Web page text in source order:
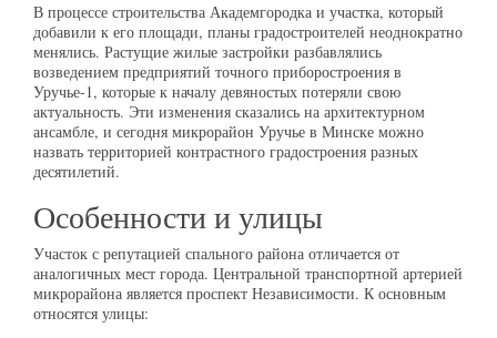
В процессе строительства Академгородка и участка, который
добавили к его площади, планы градостроителей неоднократно
менялись. Растущие жилые застройки разбавлялись
возведением предприятий точного приборостроения в
Уручье-1, которые к началу девяностых потеряли свою
актуальность. Эти изменения сказались на архитектурном
ансамбле, и сегодня микрорайон Уручье в Минске можно
назвать территорией контрастного градостроения разных
десятилетий.
Особенности и улицы
Участок с репутацией спального района отличается от
аналогичных мест города. Центральной транспортной артерией
микрорайона является проспект Независимости. К основным
относятся улицы: